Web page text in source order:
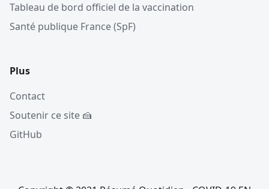
Tableau de bord officiel de la vaccination
Santé publique France (SpF)
Plus
Contact
Soutenir ce site 🍰
GitHub